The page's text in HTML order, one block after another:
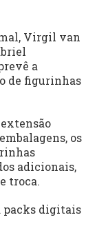
Virgil van
a
de figurinhas
os
adicionais,
troca.
packs digitais